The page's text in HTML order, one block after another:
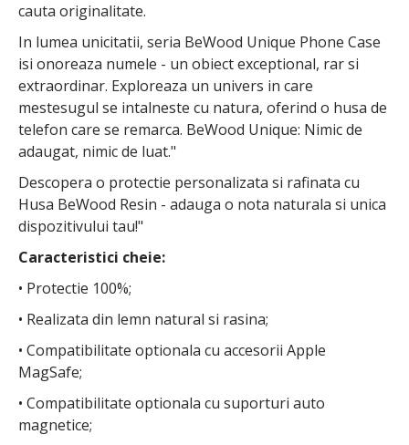
cauta originalitate.
In lumea unicitatii, seria BeWood Unique Phone Case
isi onoreaza numele - un obiect exceptional, rar si
extraordinar. Exploreaza un univers in care
mestesugul se intalneste cu natura, oferind o husa de
telefon care se remarca. BeWood Unique: Nimic de
adaugat, nimic de luat."
Descopera o protectie personalizata si rafinata cu
Husa BeWood Resin - adauga o nota naturala si unica
dispozitivului tau!"
Caracteristici cheie:
• Protectie 100%;
• Realizata din lemn natural si rasina;
• Compatibilitate optionala cu accesorii Apple
MagSafe;
• Compatibilitate optionala cu suporturi auto
magnetice;